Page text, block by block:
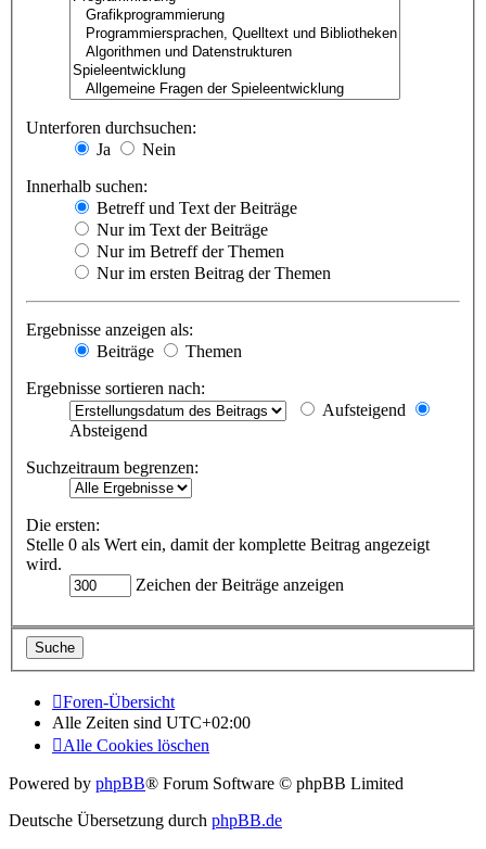
Unterforen durchsuchen:
Ja
Nein
Innerhalb suchen:
Betreff und Text der Beiträge
Nur im Text der Beiträge
Nur im Betreff der Themen
Nur im ersten Beitrag der Themen
Ergebnisse anzeigen als:
Beiträge
Themen
Ergebnisse sortieren nach:
Aufsteigend
Absteigend
Suchzeitraum begrenzen:
Die ersten:
Stelle 0 als Wert ein, damit der komplette Beitrag angezeigt
wird.
Zeichen der Beiträge anzeigen
Foren-Übersicht
Alle Zeiten sind UTC+02:00
Alle Cookies löschen
Powered by phpBB® Forum Software © phpBB Limited
Deutsche Übersetzung durch phpBB.de